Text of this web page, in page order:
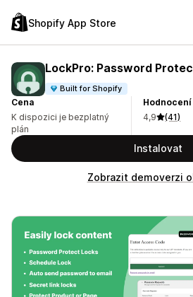
Shopify App Store
LockPro: Password
Built for Shopify
Cena
K dispozici je bezplatný
plán
Hodnocení
4,9
(41)
Instalovat
Zobrazit demoverzi